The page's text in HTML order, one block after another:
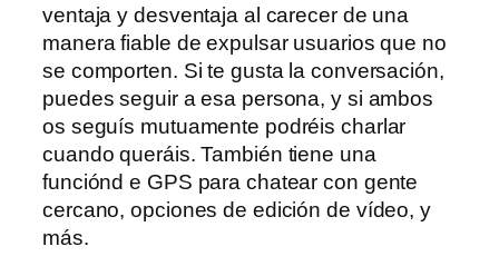
ventaja y desventaja al carecer de una
manera fiable de expulsar usuarios que no
se comporten. Si te gusta la conversación,
puedes seguir a esa persona, y si ambos
os seguís mutuamente podréis charlar
cuando queráis. También tiene una
funciónd e GPS para chatear con gente
cercano, opciones de edición de vídeo, y
más.